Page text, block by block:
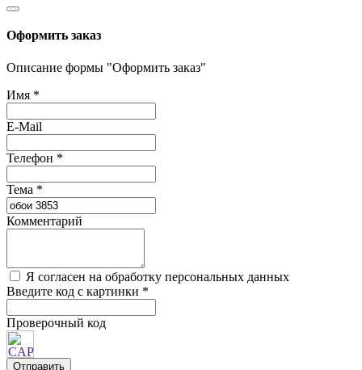
Оформить заказ
Описание формы "Оформить заказ"
Имя *
E-Mail
Телефон *
Тема *
Комментарий
Я согласен на обработку персональных данных
Введите код с картинки *
Проверочный код
Отправить